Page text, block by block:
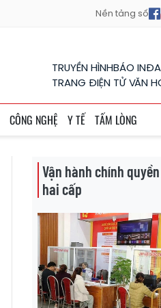
Nền tảng số
TRUYỀN HÌNHBÁO IN
TRANG ĐIỆN TỬ VĂN
CÔNG NGHỆ Y TẾ TẤM LÒNG
Vận hành chính
hai cấp